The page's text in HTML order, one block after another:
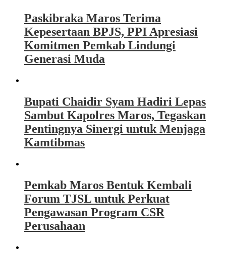
Paskibraka Maros Terima
Kepesertaan BPJS, PPI Apresiasi
Komitmen Pemkab Lindungi
Generasi Muda
Bupati Chaidir Syam Hadiri Lepas
Sambut Kapolres Maros, Tegaskan
Pentingnya Sinergi untuk Menjaga
Kamtibmas
Pemkab Maros Bentuk Kembali
Forum TJSL untuk Perkuat
Pengawasan Program CSR
Perusahaan